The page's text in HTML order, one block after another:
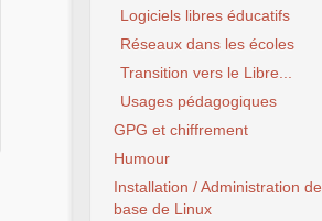
Logiciels libres éducatifs
Réseaux dans les écoles
Transition vers le Libre...
Usages pédagogiques
GPG et chiffrement
Humour
Installation / Administration de
base de Linux